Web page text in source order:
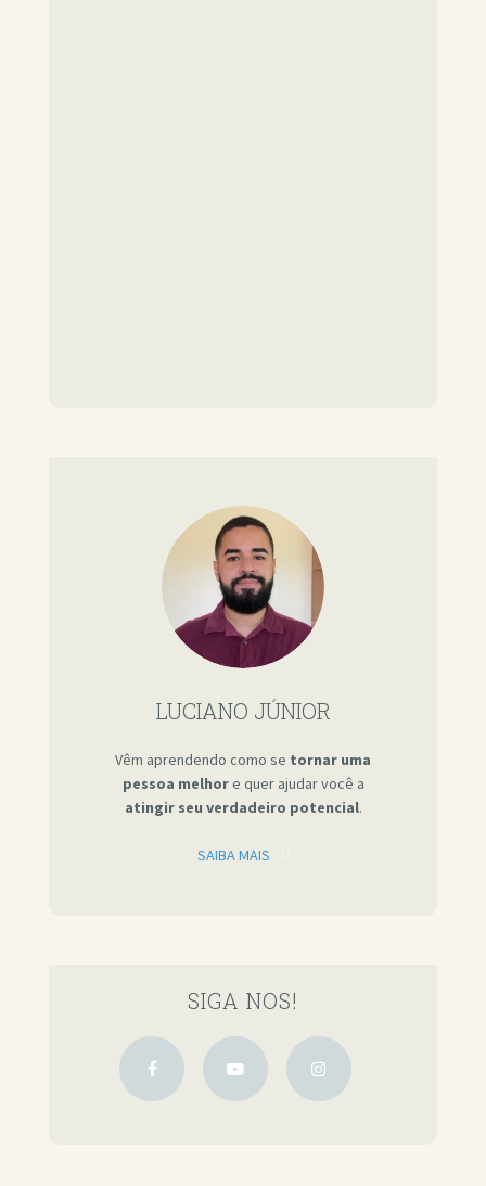
LUCIANO JÚNIOR
Vêm aprendendo como se tornar uma
pessoa melhore quer ajudar você a
atingir seu verdadeiro potencial.
SAIBA MAIS
SIGA NOS!